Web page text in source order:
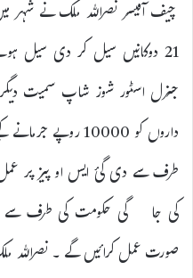
چیف آفیسر نصراللہ ملک نے شہر
21 دوکانیں سیل کر دی سیل
جنرل اسٹور شوز شاپ سمیت
داروں کو 10000
طرف سے دی گئ ایس او پیز پر
کی جاۓ گی حکومت کی طرف سے
صورت عمل کرائیں گے ۔ نصراللہ